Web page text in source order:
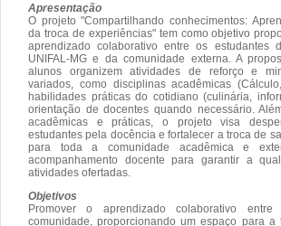
Apresentação
O projeto "Compartilhando conhecimentos:
da troca de experiências" tem como objetivo
aprendizado colaborativo entre os estudantes
UNIFAL-MG e da comunidade externa. A
alunos organizem atividades de reforço e
variados, como disciplinas acadêmicas
habilidades práticas do cotidiano (culinária,
orientação de docentes quando necessário.
acadêmicas e práticas, o projeto visa
estudantes pela docência e fortalecer a troca de
para toda a comunidade acadêmica e
acompanhamento docente para garantir a
atividades ofertadas.
Objetivos
Promover o aprendizado colaborativo
comunidade, proporcionando um espaço para a